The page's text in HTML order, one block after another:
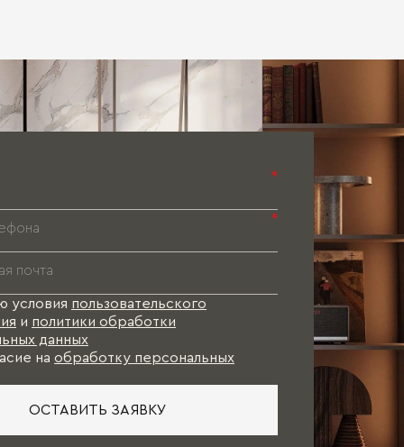
*
*
условия пользовательского
и политики обработки
данных
на обработку персональных
ОСТАВИТЬ ЗАЯВКУ